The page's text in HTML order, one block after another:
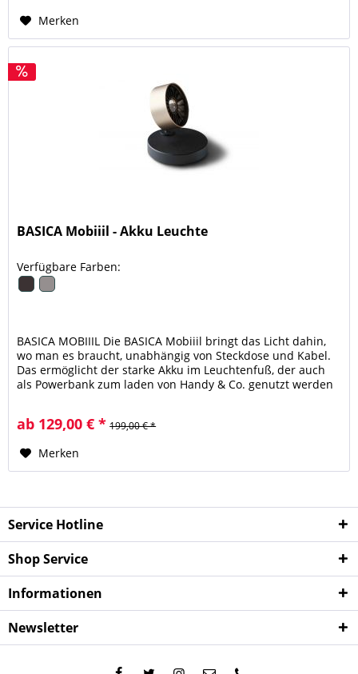
Merken
BASICA Mobiiil - Akku Leuchte
Verfügbare Farben:
BASICA MOBIIIL Die BASICA Mobiiil bringt das Licht dahin,
wo man es braucht, unabhängig von Steckdose und Kabel.
Das ermöglicht der starke Akku im Leuchtenfuß, der auch
als Powerbank zum laden von Handy & Co. genutzt werden
ab 129,00 € * 199,00 € *
Merken
Service Hotline
Shop Service
Informationen
Newsletter